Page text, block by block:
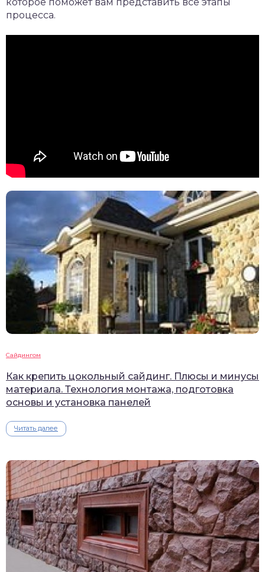
процесса.
Сайдингом
Как крепить цокольный сайдинг. Плюсы и минусы
материала. Технология монтажа, подготовка
основы и установка панелей
Читать далее